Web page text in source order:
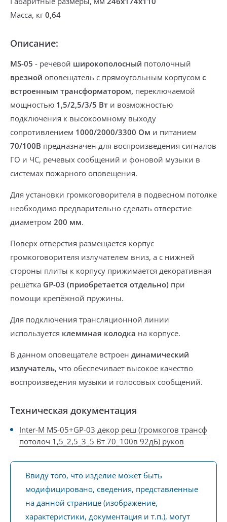
Масса, кг0,64
Описание:
MS-05 - речевой широкополосный потолочный
врезной оповещатель c прямоугольным корпусом с
встроенным трансформатором, переключаемой
мощностью 1,5/2,5/3/5 Вт и возможностью
подключения к высокоомному выходу
сопротивлением 1000/2000/3300 Ом и питанием
70/100В предназначен для воспроизведения сигналов
ГО и ЧС, речевых сообщений и фоновой музыки в
системах пожарного оповещения.
Для установки громкоговорителя в подвесном потолке
необходимо предварительно сделать отверстие
диаметром 200 мм.
Поверх отверстия размещается корпус
громкоговорителя излучателем вниз, а с нижней
стороны плиты к корпусу прижимается декоративная
решётка GP-03 (приобретается отдельно) при
помощи крепёжной пружины.
Для подключения трансляционной линии
используется клеммная колодка на корпусе.
В данном оповещателе встроен динамический
излучатель, что обеспечивает высокое качество
воспроизведения музыки и голосовых сообщений.
Техническая документация
Inter-M MS-05+GP-03 декор реш (громкогов трансф
потолоч 1,5_2,5_3_5 Вт 70_100в 92дБ) руков
Ввиду того, что изделие может быть
модифицировано, сведения, представленные
на данной странице (изображение,
характеристики, документация и т.п.), могут